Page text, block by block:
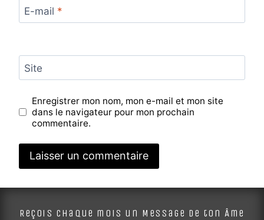
E-mail *
Site
Enregistrer mon nom, mon e-mail et mon site
dans le navigateur pour mon prochain
commentaire.
Alternative:
Reçois chaque mois un Message de ton Âme